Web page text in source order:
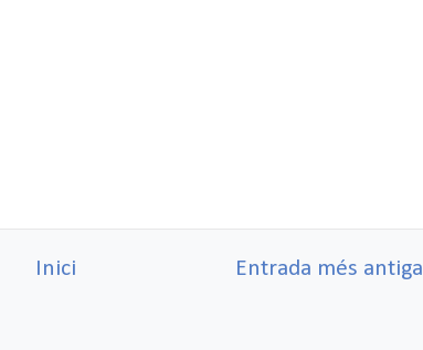
Entrada més antiga
Inici